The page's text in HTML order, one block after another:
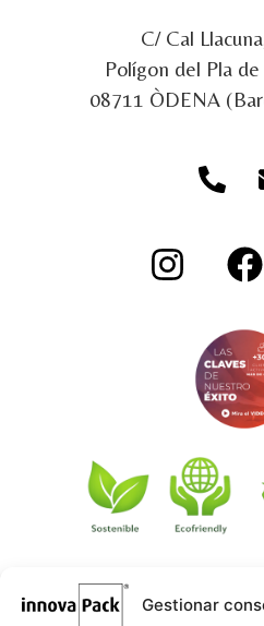
Gestionar
C/ Cal
Polígon del Pla
08711 ÒDENA
©·Créditos: Redacción: